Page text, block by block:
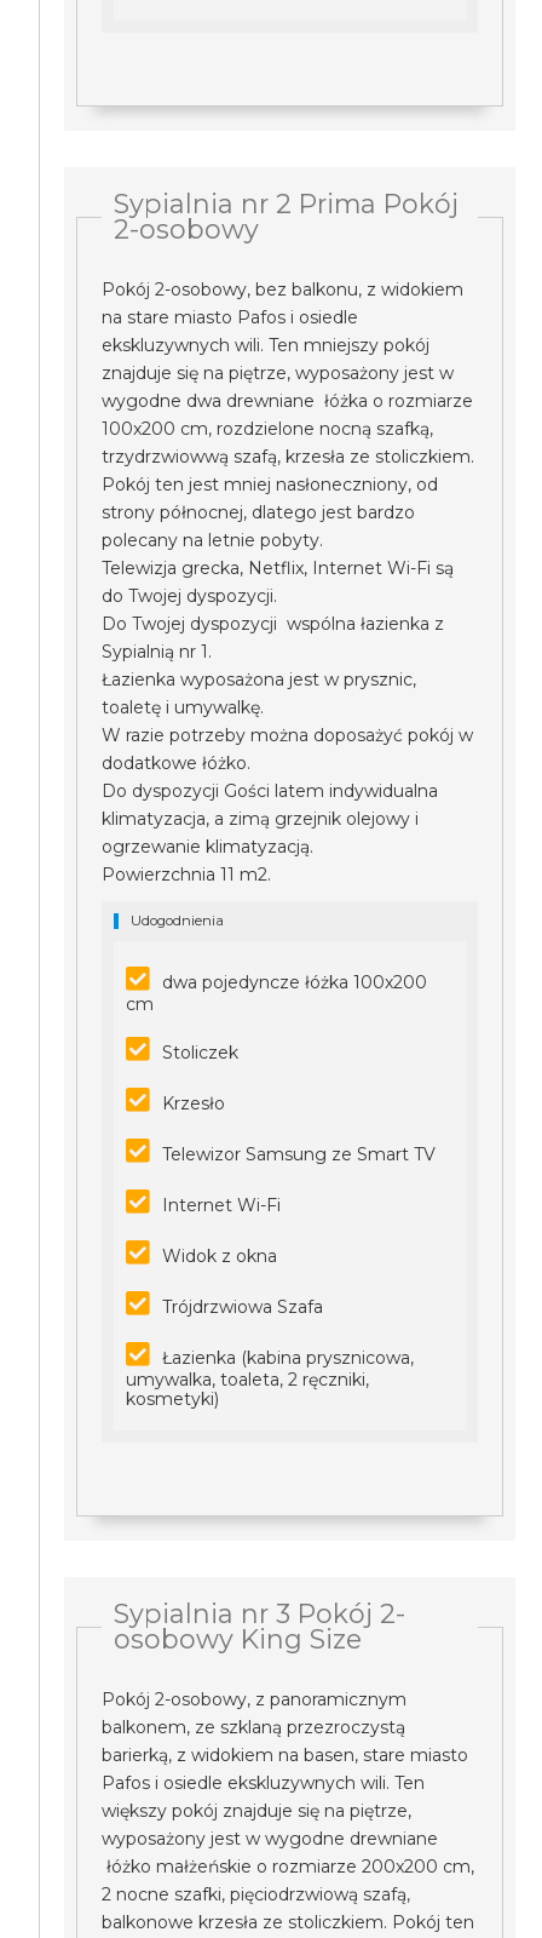
Sypialnia nr 2 Prima Pokój
2-osobowy
Pokój 2-osobowy, bez balkonu, z widokiem
na stare miasto Pafos i osiedle
ekskluzywnych wili. Ten mniejszy pokój
znajduje się na piętrze, wyposażony jest w
wygodne dwa drewniane łóżka o rozmiarze
100x200 cm, rozdzielone nocną szafką,
trzydrzwiowwą szafą, krzesła ze stoliczkiem.
Pokój ten jest mniej nasłoneczniony, od
strony północnej, dlatego jest bardzo
polecany na letnie pobyty.
Telewizja grecka, Netflix, Internet Wi-Fi są
do Twojej dyspozycji.
Do Twojej dyspozycji wspólna łazienka z
Sypialnią nr 1.
Łazienka wyposażona jest w prysznic,
toaletę i umywalkę.
W razie potrzeby można doposażyć pokój w
dodatkowe łóżko.
Do dyspozycji Gości latem indywidualna
klimatyzacja, a zimą grzejnik olejowy i
ogrzewanie klimatyzacją.
Powierzchnia 11 m2.
Udogodnienia
dwa pojedyncze łóżka 100x200
cm
Stoliczek
Krzesło
Telewizor Samsung ze Smart TV
Internet Wi-Fi
Widok z okna
Trójdrzwiowa Szafa
Łazienka (kabina prysznicowa,
umywalka, toaleta, 2 ręczniki,
kosmetyki)
Sypialnia nr 3 Pokój 2-
osobowy King Size
Pokój 2-osobowy, z panoramicznym
balkonem, ze szklaną przezroczystą
barierką, z widokiem na basen, stare miasto
Pafos i osiedle ekskluzywnych wili. Ten
większy pokój znajduje się na piętrze,
wyposażony jest w wygodne drewniane
łóżko małżeńskie o rozmiarze 200x200 cm,
2 nocne szafki, pięciodrzwiową szafą,
balkonowe krzesła ze stoliczkiem. Pokój ten